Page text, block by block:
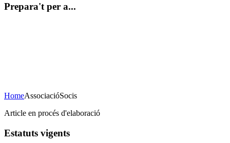
Prepara't per a...
HomeAssociacióSocis
Article en procés d'elaboració
Estatuts vigents